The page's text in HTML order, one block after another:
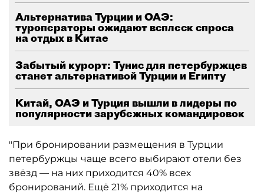
Альтернатива Турции и ОАЭ:
туроператоры ожидают всплеск спроса
на отдых в Китае
Забытый курорт: Тунис для петербуржцев
станет альтернативой Турции и Египту
Китай, ОАЭ и Турция вышли в лидеры по
популярности зарубежных командировок
"При бронировании размещения в Турции
петербуржцы чаще всего выбирают отели без
звёзд — на них приходится 40% всех
бронирований. Ещё 21% приходится на